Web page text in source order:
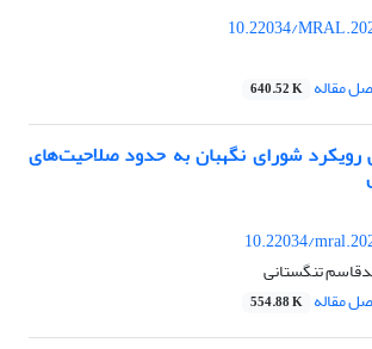
10.22034/
مقاله 640.52 K
رویکرد شورای نگهبان به حدود صلاحیت‌های
10.22034/
تنگستانی
مقاله 554.88 K